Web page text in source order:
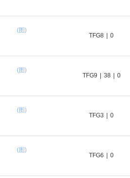
(图)
TFG8 0
(图)
TFG9 38 0
(图)
TFG3 0
(图)
TFG6 0